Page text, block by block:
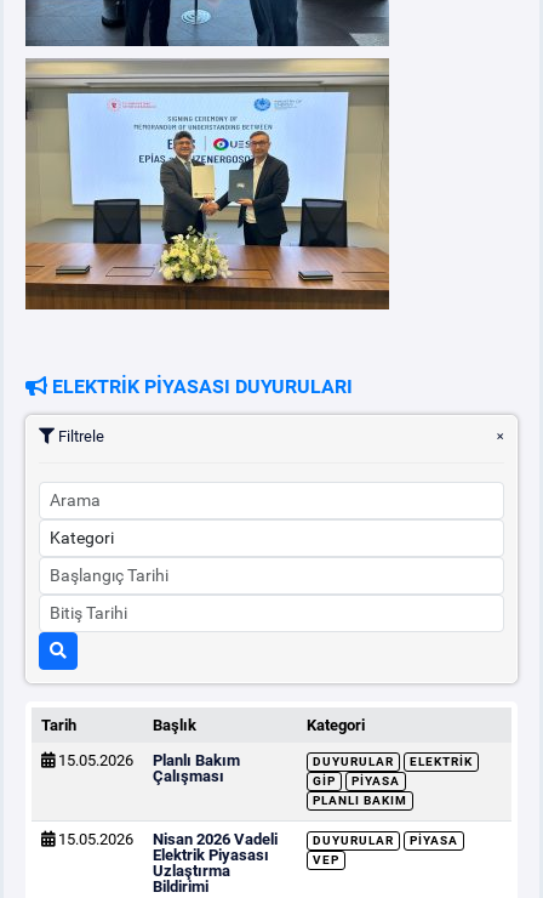
ELEKTRİK PİYASASI DUYURULARI
Filtrele
Tarih Başlık
Kategori
15.05.2026
Planlı Bakım
Çalışması
DUYURULAR
ELEKTRIK
GİP
PIYASA
PLANLI BAKIM
15.05.2026
Nisan 2026 Vadeli
Elektrik Piyasası
Uzlaştırma
Bildirimi
DUYURULAR
PIYASA
VEP